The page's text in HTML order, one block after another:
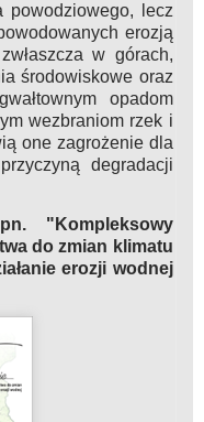
powodziowego, lecz
erozją
w górach,
środowiskowe oraz
opadom
wezbraniom rzek i
one zagrożenie dla
degradacji
"Kompleksowy
do zmian klimatu
erozji wodnej